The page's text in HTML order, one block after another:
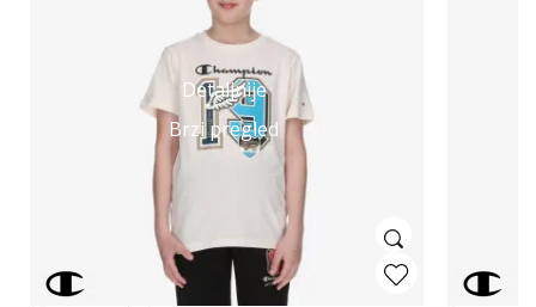
Detaljnije
Brzi pregled